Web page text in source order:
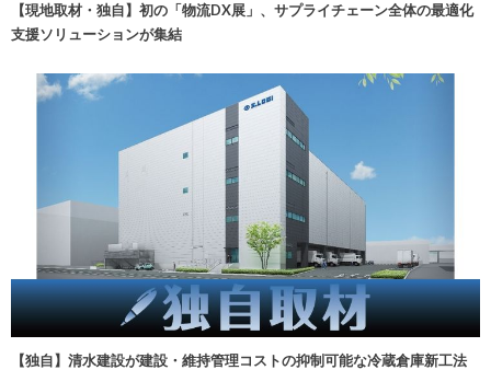
【現地取材・独自】初の「物流DX展」、サプライチェーン全体の最適化
支援ソリューションが集結
【独自】清水建設が建設・維持管理コストの抑制可能な冷蔵倉庫新工法